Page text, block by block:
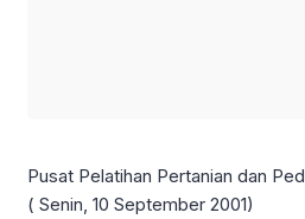
Pusat Pelatihan Pertanian dan
( Senin, 10 September 2001)